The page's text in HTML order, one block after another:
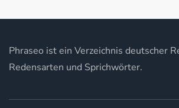
Phraseo ist ein Verzeichnis deutscher
Redensarten und Sprichwörter.